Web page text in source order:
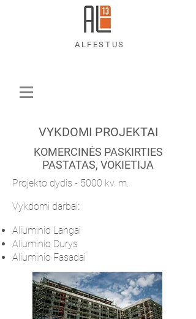
ALFESTUS
VYKDOMI PROJEKTAI
KOMERCINĖS PASKIRTIES
PASTATAS, VOKIETIJA
Projekto dydis - 5000 kv. m.
Vykdomi darbai:
​Aliuminio Langai
​Aliuminio Durys
​Aliuminio Fasadai